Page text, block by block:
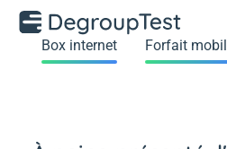
Box internet Forfait